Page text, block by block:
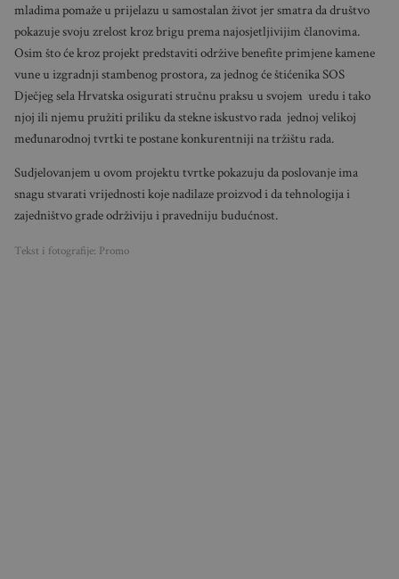
mladima pomaže u prijelazu u samostalan život jer smatra da društvo
pokazuje svoju zrelost kroz brigu prema najosjetljivijim članovima.
Osim što će kroz projekt predstaviti održive benefite primjene kamene
vune u izgradnji stambenog prostora, za jednog će štićenika SOS
Dječjeg sela Hrvatska osigurati stručnu praksu u svojem uredu i tako
njoj ili njemu pružiti priliku da stekne iskustvo rada jednoj velikoj
međunarodnoj tvrtki te postane konkurentniji na tržištu rada.
Sudjelovanjem u ovom projektu tvrtke pokazuju da poslovanje ima
snagu stvarati vrijednosti koje nadilaze proizvod i da tehnologija i
zajedništvo grade održiviju i pravedniju budućnost.
Tekst i fotografije: Promo